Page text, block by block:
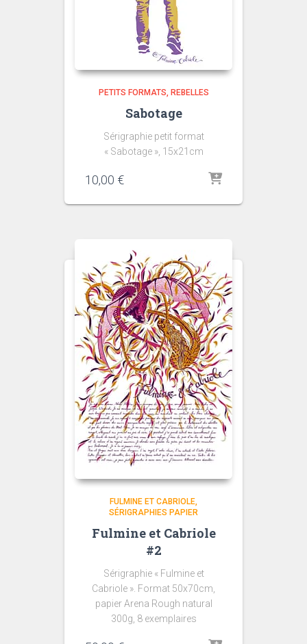
PETITS FORMATS REBELLES
Sabotage
Sérigraphie petit format
« Sabotage », 15x21cm
10,00 €
FULMINE ET CABRIOLE
SÉRIGRAPHIES PAPIER
Fulmine et Cabriole
#2
Sérigraphie « Fulmine et
Cabriole ». Format 50x70cm,
papier Arena Rough natural
300g, 8 exemplaires